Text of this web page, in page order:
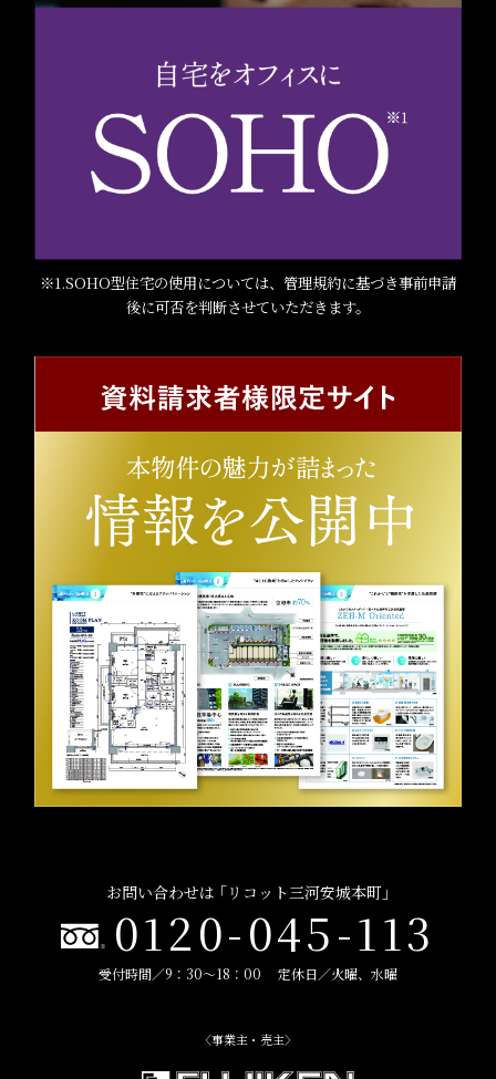
※1.SOHO型住宅の使用については、管理規約に基づき事前申請
後に可否を判断させていただきます。
お問い合わせは ｢リコット三河安城本町｣
0120-045-113
受付時間／9：30～18：00 定休日／火曜、水曜
〈事業主・売主〉